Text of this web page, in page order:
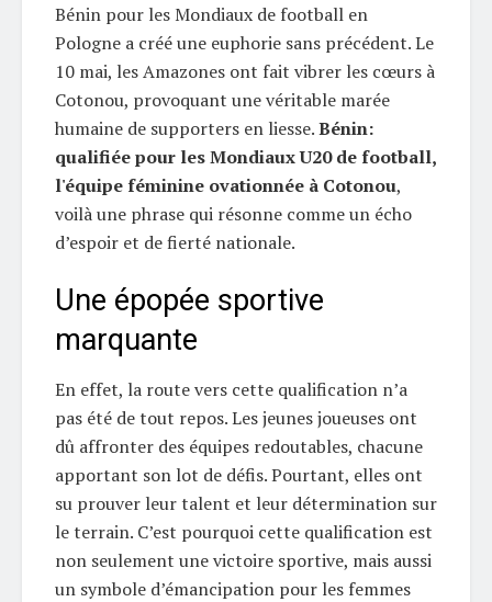
Bénin pour les Mondiaux de football en
Pologne a créé une euphorie sans précédent. Le
10 mai, les Amazones ont fait vibrer les cœurs à
Cotonou, provoquant une véritable marée
humaine de supporters en liesse.Bénin:
qualifiée pour les Mondiaux U20 de football,
l'équipe féminine ovationnée à Cotonou,
voilà une phrase qui résonne comme un écho
d’espoir et de fierté nationale.
Une épopée sportive
marquante
En effet, la route vers cette qualification n’a
pas été de tout repos. Les jeunes joueuses ont
dû affronter des équipes redoutables, chacune
apportant son lot de défis. Pourtant, elles ont
su prouver leur talent et leur détermination sur
le terrain. C’est pourquoi cette qualification est
non seulement une victoire sportive, mais aussi
un symbole d’émancipation pour les femmes